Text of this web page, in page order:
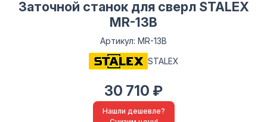
Заточной станок для сверл STALEX
MR-13B
Артикул: MR-13B
STALEX
30 710 ₽
Нашли дешевле?